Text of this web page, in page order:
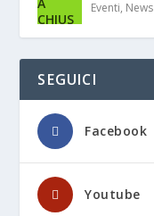
Eventi, News
SEGUICI
Facebook
Youtube